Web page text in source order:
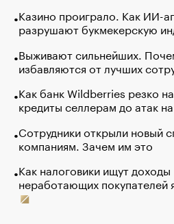
Казино проиграло. Как ИИ-
разрушают букмекерскую
Выживают сильнейших.
избавляются от лучших
Как банк Wildberries резко
кредиты селлерам до атак
Сотрудники открыли новый
компаниям. Зачем им это
Как налоговики ищут доходы
неработающих покупателей